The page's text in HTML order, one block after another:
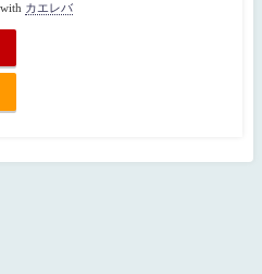
カエレバ